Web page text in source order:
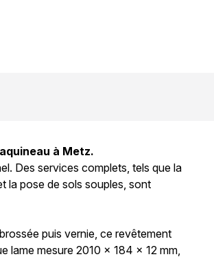
à Metz.
Des services complets, tels que la
la pose de sols souples, sont
puis vernie, ce revêtement
lame mesure 2010 x 184 x 12 mm,